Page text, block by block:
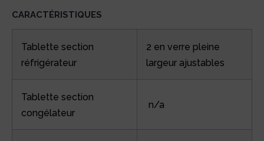
CARACTÉRISTIQUES
Tablette section
réfrigérateur
2 en verre pleine
largeur ajustables
Tablette section
congélateur
n/a